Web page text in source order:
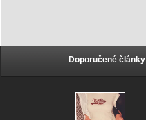
Doporučené články